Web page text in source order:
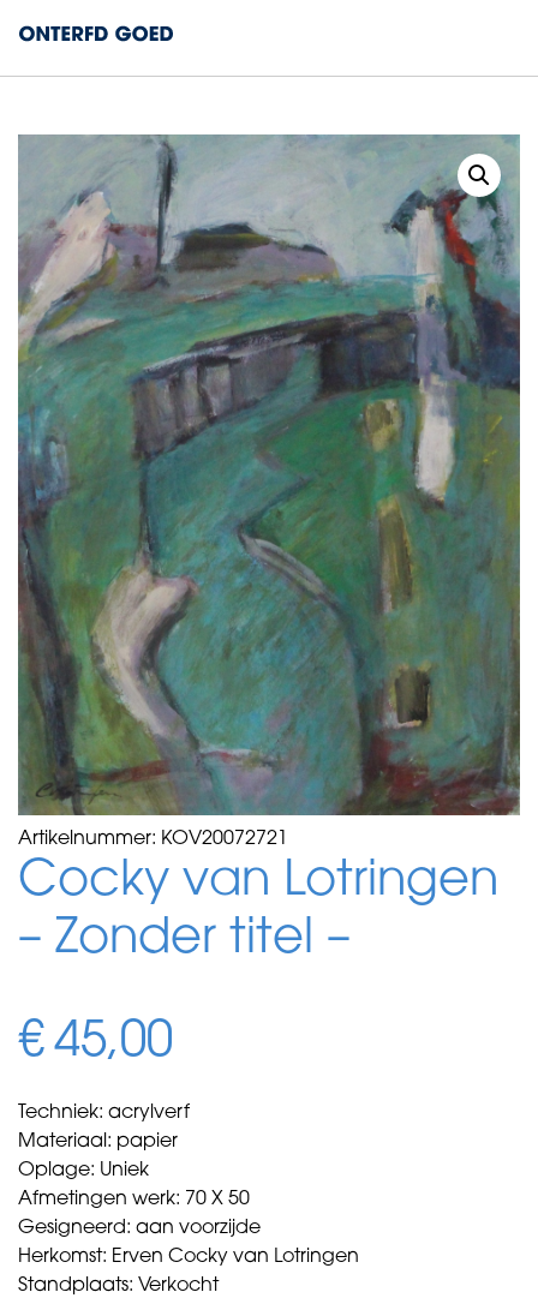
Artikelnummer: KOV20072721
Cocky van Lotringen
– Zonder titel –
€ 45,00
Techniek: acrylverf
Materiaal: papier
Oplage: Uniek
Afmetingen werk: 70 X 50
Gesigneerd: aan voorzijde
Herkomst: Erven Cocky van Lotringen
Standplaats: Verkocht